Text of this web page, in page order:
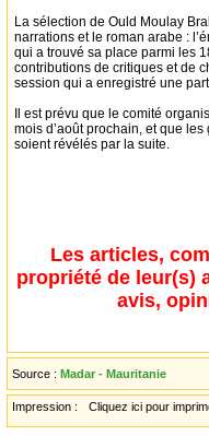
La sélection de Ould Moulay
narrations et le roman arabe :
qui a trouvé sa place parmi les
contributions de critiques et de
session qui a enregistré une
Il est prévu que le comité
mois d’août prochain, et que
soient révélés par la suite.
Les articles,
propriété de leur(s)
avis,
Source : Madar - Mauritanie
Impression : Cliquez ici pour